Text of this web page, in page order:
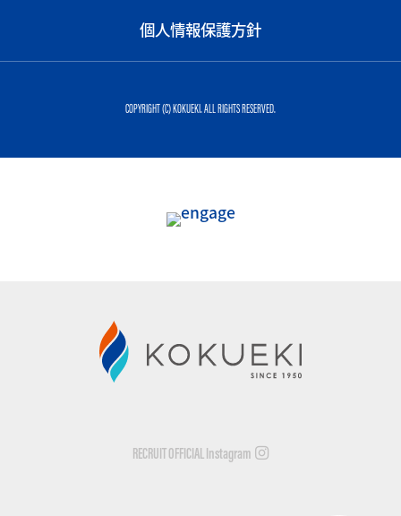
個人情報保護方針
COPYRIGHT (C) KOKUEKI. ALL RIGHTS RESERVED.
RECRUIT OFFICIAL Instagram